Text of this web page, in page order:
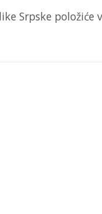
Srpske položiće